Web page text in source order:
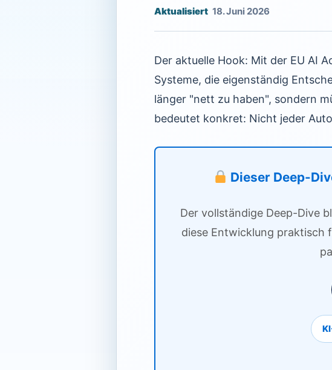
18. Juni 2026
Der aktuelle Hook: Mit der EU AI
Systeme, die eigenständig
länger "nett zu haben", sondern
bedeutet konkret: Nicht jeder
Dieser Deep-
Der vollständige Deep-Dive
diese Entwicklung praktisch